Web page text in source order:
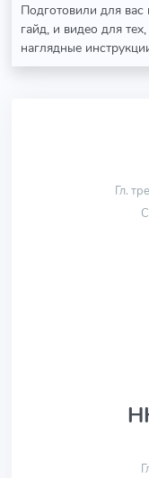
Подготовили для
гайд, и видео для
наглядные
Гл.